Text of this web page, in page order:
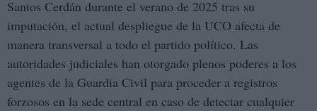
Santos Cerdán durante el verano de 2025 tras su
imputación, el actual despliegue de la UCO afecta de
manera transversal a todo el partido político. Las
autoridades judiciales han otorgado plenos poderes a los
agentes de la Guardia Civil para proceder a registros
forzosos en la sede central en caso de detectar cualquier